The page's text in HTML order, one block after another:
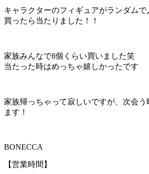
キャラクターのフィギュアがランダム
買ったら当たりました！！
家族みんなで8個くらい買いました笑
当たった時はめっちゃ嬉しかったです
家族帰っちゃって寂しいですが、次会う
ます！
BONECCA
【営業時間】